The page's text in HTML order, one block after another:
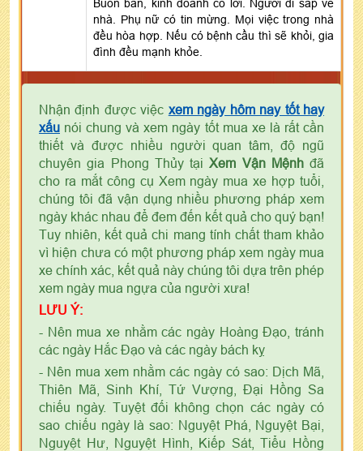
Buôn bán, kinh doanh có lời. Người đi sắp về
nhà. Phụ nữ có tin mừng. Mọi việc trong nhà
đều hòa hợp. Nếu có bệnh cầu thì sẽ khỏi, gia
đình đều mạnh khỏe.
Nhận định được việc xem ngày hôm nay tốt hay
xấu nói chung và xem ngày tốt mua xe là rất cần
thiết và được nhiều người quan tâm, độ ngũ
chuyên gia Phong Thủy tạiXem Vận Mệnhđã
cho ra mắt công cụ Xem ngày mua xe hợp tuổi,
chúng tôi đã vận dụng nhiều phương pháp xem
ngày khác nhau để đem đến kết quả cho quý bạn!
Tuy nhiên, kết quả chi mang tính chất tham khảo
vì hiện chưa có một phương pháp xem ngày mua
xe chính xác, kết quả này chúng tôi dựa trên phép
xem ngày mua ngựa của người xưa!
LƯU Ý:
- Nên mua xe nhằm các ngày Hoàng Đạo, tránh
các ngày Hắc Đạo và các ngày bách kỵ
- Nên mua xem nhằm các ngày có sao: Dịch Mã,
Thiên Mã, Sinh Khí, Tứ Vượng, Đại Hồng Sa
chiếu ngày. Tuyệt đối không chọn các ngày có
sao chiếu ngày là sao: Nguyệt Phá, Nguyệt Bại,
Nguyệt Hư, Nguyệt Hình, Kiếp Sát, Tiểu Hồng